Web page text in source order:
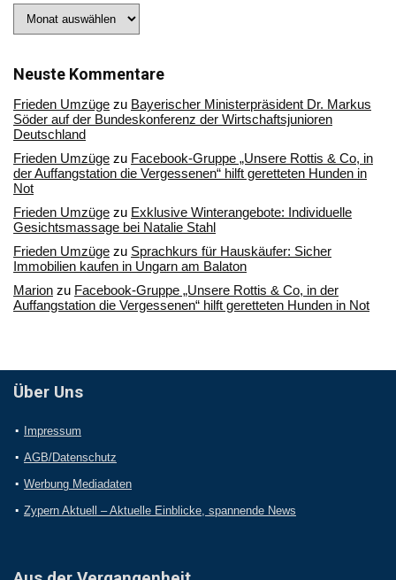
Sie
Archiv
Neuste Kommentare
Frieden Umzüge zu Bayerischer Ministerpräsident Dr. Markus
Söder auf der Bundeskonferenz der Wirtschaftsjunioren
Deutschland
Frieden Umzüge zu Facebook-Gruppe „Unsere Rottis & Co, in
der Auffangstation die Vergessenen“ hilft geretteten Hunden in
Not
Frieden Umzüge zu Exklusive Winterangebote: Individuelle
Gesichtsmassage bei Natalie Stahl
Frieden Umzüge zu Sprachkurs für Hauskäufer: Sicher
Immobilien kaufen in Ungarn am Balaton
Marion zu Facebook-Gruppe „Unsere Rottis & Co, in der
Auffangstation die Vergessenen“ hilft geretteten Hunden in Not
Über Uns
Impressum
AGB/Datenschutz
Werbung Mediadaten
Zypern Aktuell – Aktuelle Einblicke, spannende News